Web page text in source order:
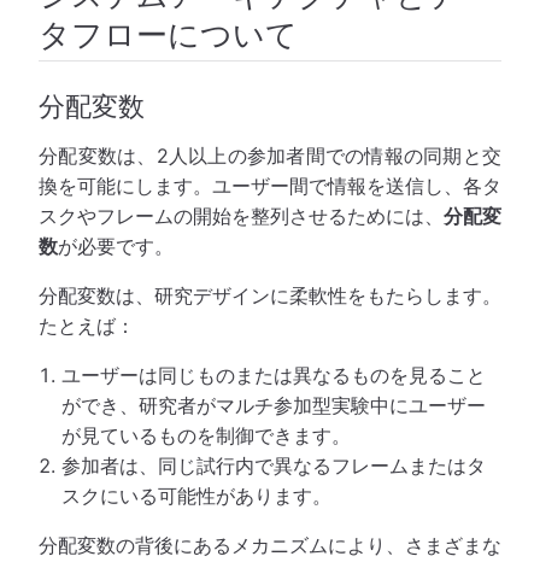
タフローについて
分配変数
分配変数は、2人以上の参加者間での情報の同期と交
換を可能にします。ユーザー間で情報を送信し、各タ
スクやフレームの開始を整列させるためには、 分配変
数が必要です。
分配変数は、研究デザインに柔軟性をもたらします。
たとえば：
ユーザーは同じものまたは異なるものを見ること
ができ、研究者がマルチ参加型実験中にユーザー
が見ているものを制御できます。
参加者は、同じ試行内で異なるフレームまたはタ
スクにいる可能性があります。
分配変数の背後にあるメカニズムにより、さまざまな